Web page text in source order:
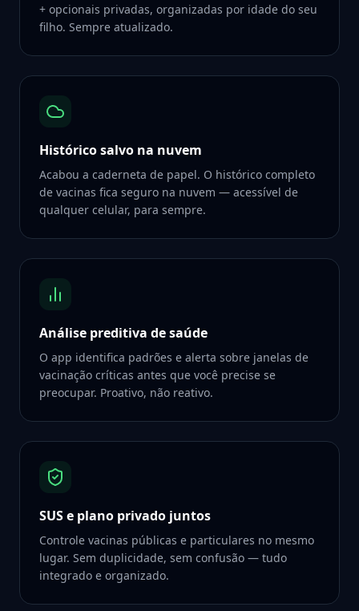
+ opcionais privadas, organizadas por idade do seu
filho. Sempre atualizado.
Histórico salvo na nuvem
Acabou a caderneta de papel. O histórico completo
de vacinas fica seguro na nuvem — acessível de
qualquer celular, para sempre.
Análise preditiva de saúde
O app identifica padrões e alerta sobre janelas de
vacinação críticas antes que você precise se
preocupar. Proativo, não reativo.
SUS e plano privado juntos
Controle vacinas públicas e particulares no mesmo
lugar. Sem duplicidade, sem confusão — tudo
integrado e organizado.